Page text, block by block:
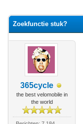
Zoekfunctie stuk?
365cycle
the best velomobile in
the world